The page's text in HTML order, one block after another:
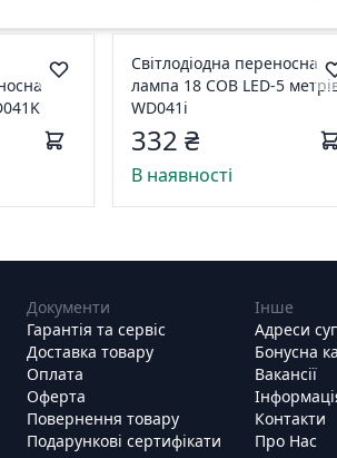
Світлодіодна переносна
лампа 18 COB LED-5
WD041i
332 ₴
В наявності
Документи
Гарантія та сервіс
Доставка товару
Оплата
Оферта
Повернення товару
Подарункові сертифікати
Інше
Адреси
Бонусна
Вакансії
Контакти
Про Нас